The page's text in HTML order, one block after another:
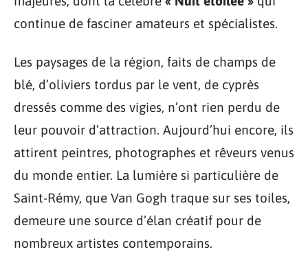
continue de fasciner amateurs et spécialistes.
Les paysages de la région, faits de champs de
blé, d’oliviers tordus par le vent, de cyprès
dressés comme des vigies, n’ont rien perdu de
leur pouvoir d’attraction. Aujourd’hui encore, ils
attirent peintres, photographes et rêveurs venus
du monde entier. La lumière si particulière de
Saint-Rémy, que Van Gogh traque sur ses toiles,
demeure une source d’élan créatif pour de
nombreux artistes contemporains.